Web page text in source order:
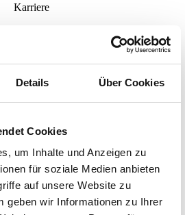
Details Über Cookies
Cookies
um Inhalte und Anzeigen zu
für soziale Medien anbieten
auf unsere Website zu
geben wir Informationen zu Ihrer
Karriere
du bereit die Zukunft zu gestalten
nach vorne zu entwickeln?
beschäftigt die
swissplast®group
wird eine
nächstmöglichen Zeitpunkt mit
Mentalität an dem Standort